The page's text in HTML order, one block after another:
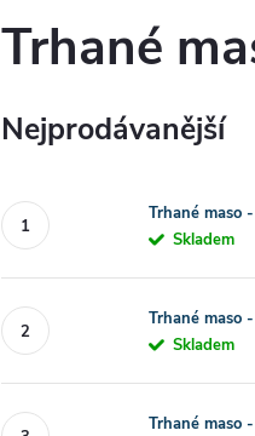
Trhané
Nejprodávanější
Trhané maso
Skladem
Trhané maso
Skladem
Trhané maso